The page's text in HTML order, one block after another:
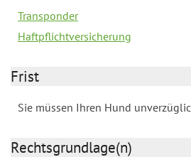
Transponder
Haftpflichtversicherung
Frist
Sie müssen Ihren Hund
Rechtsgrundlage(n)